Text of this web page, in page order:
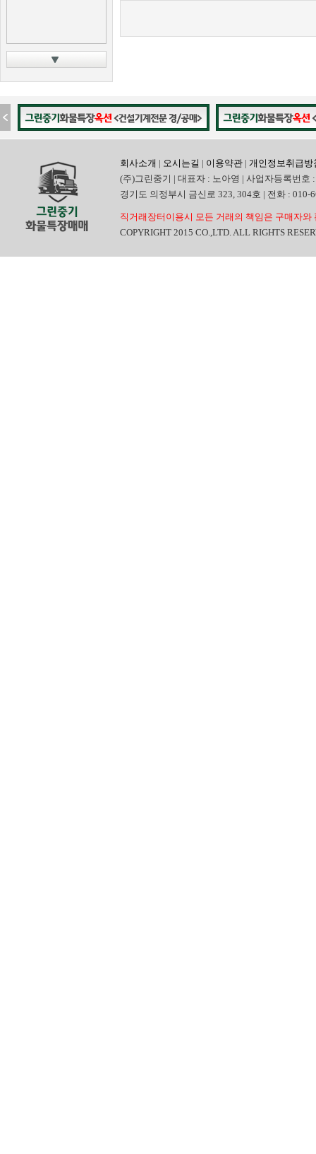
회사소개 | 오시는길 | 이용약관 | 개인정보취급방
(주)그린중기 | 대표자 : 노아영 | 사업자등록번호
경기도 의정부시 금신로 323, 304호 | 전화 :
직거래장터이용시 모든 거래의 책임은 구매자
COPYRIGHT 2015 CO.,LTD. ALL RIGHTS